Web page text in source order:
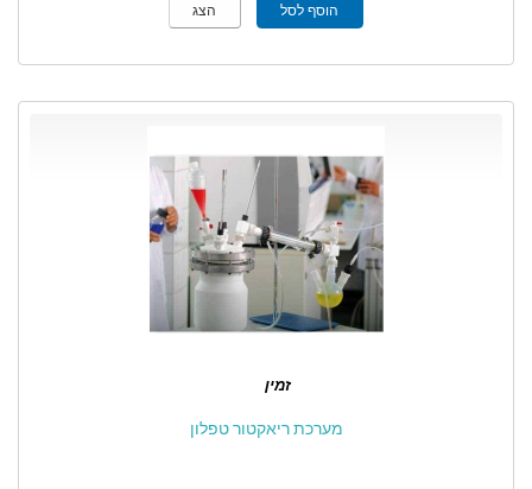
הוסף לסל הצג
זמין
מערכת ריאקטור טפלון